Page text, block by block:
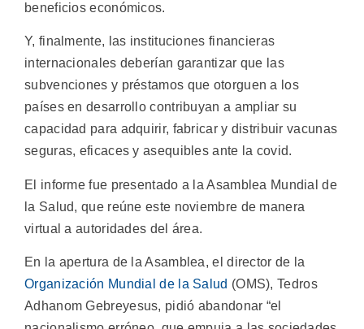
beneficios económicos.
Y, finalmente, las instituciones financieras
internacionales deberían garantizar que las
subvenciones y préstamos que otorguen a los
países en desarrollo contribuyan a ampliar su
capacidad para adquirir, fabricar y distribuir vacunas
seguras, eficaces y asequibles ante la covid.
El informe fue presentado a la Asamblea Mundial de
la Salud, que reúne este noviembre de manera
virtual a autoridades del área.
En la apertura de la Asamblea, el director de la
Organización Mundial de la Salud (OMS), Tedros
Adhanom Gebreyesus, pidió abandonar “el